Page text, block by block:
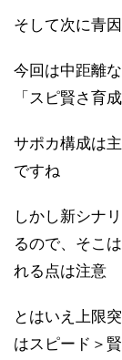
そして次に青
今回は中距離
「スピ賢さ育
サポカ構成は
ですね
しかし新シナ
るので、そこ
れる点は注意
とはいえ上限
はスピード＞